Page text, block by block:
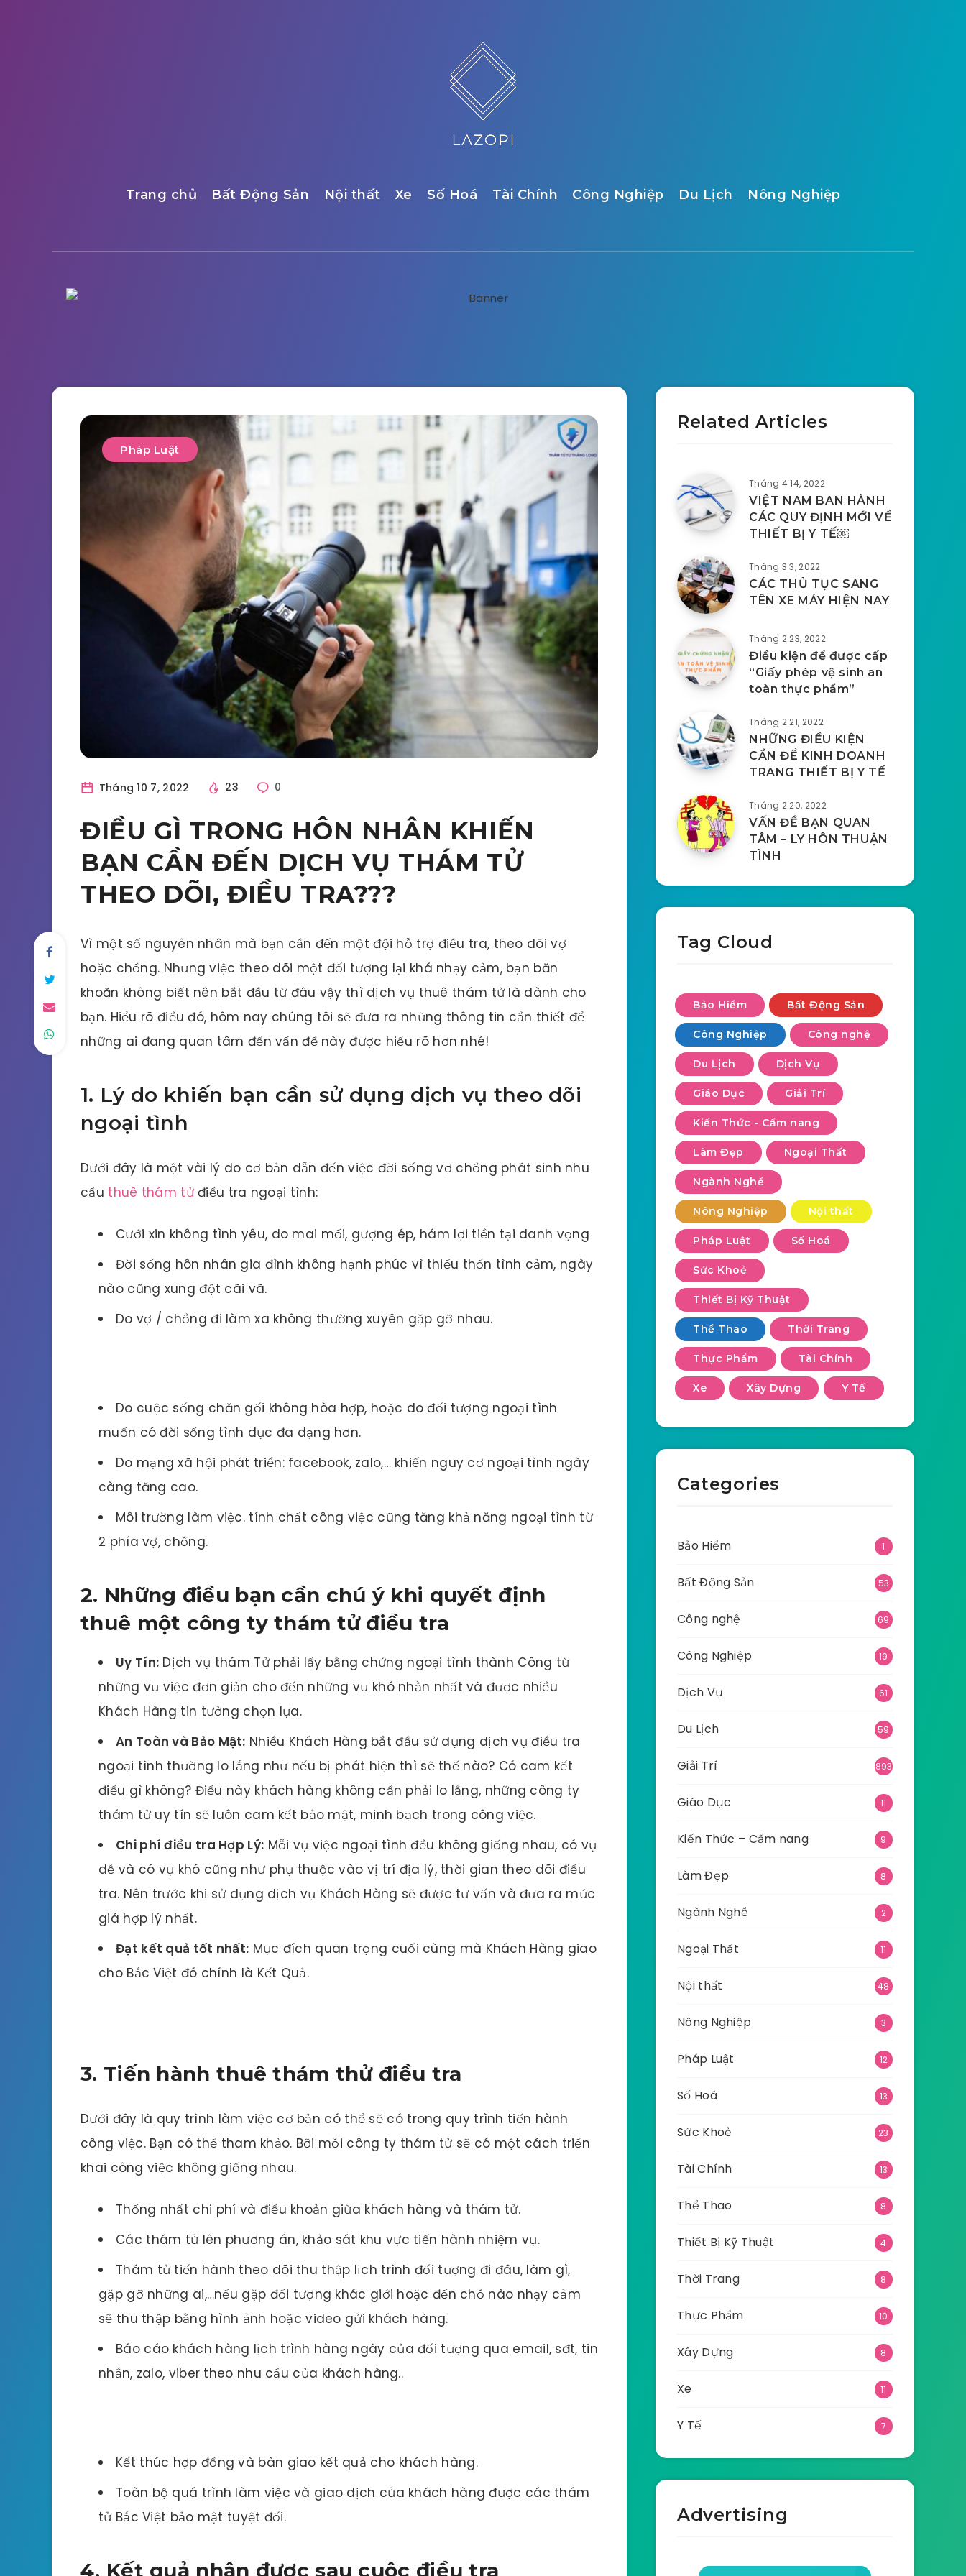
Trang chủ Bất Động Sản Nội thất Xe Số Hoá Tài Chính Công Nghiệp Du Lịch Nông Nghiệp
Pháp Luật
Tháng 10 7, 2022 23 0
ĐIỀU GÌ TRONG HÔN NHÂN KHIẾN
BẠN CẦN ĐẾN DỊCH VỤ THÁM TỬ
THEO DÕI, ĐIỀU TRA???
Vì một số nguyên nhân mà bạn cần đến một đội hỗ trợ điều tra, theo dõi vợ
hoặc chồng. Nhưng việc theo dõi một đối tượng lại khá nhạy cảm, bạn băn
khoăn không biết nên bắt đầu từ đâu vậy thì dịch vụ thuê thám tử là dành cho
bạn. Hiểu rõ điều đó, hôm nay chúng tôi sẽ đưa ra những thông tin cần thiết để
những ai đang quan tâm đến vấn đề này được hiểu rõ hơn nhé!
1. Lý do khiến bạn cần sử dụng dịch vụ theo dõi
ngoại tình
Dưới đây là một vài lý do cơ bản dẫn đến việc đời sống vợ chồng phát sinh nhu
cầu thuê thám tửđiều tra ngoại tình:
Cưới xin không tình yêu, do mai mối, gượng ép, hám lợi tiền tại danh vọng
Đời sống hôn nhân gia đình không hạnh phúc vì thiếu thốn tình cảm, ngày
nào cũng xung đột cãi vã.
Do vợ / chồng đi làm xa không thường xuyên gặp gỡ nhau.
Do cuộc sống chăn gối không hòa hợp, hoặc do đối tượng ngoại tình
muốn có đời sống tình dục đa dạng hơn.
Do mạng xã hội phát triển: facebook, zalo,… khiến nguy cơ ngoại tình ngày
càng tăng cao.
Môi trường làm việc. tính chất công việc cũng tăng khả năng ngoại tình từ
2 phía vợ, chồng.
2. Những điều bạn cần chú ý khi quyết định
thuê một công ty thám tử điều tra
Uy Tín: Dịch vụ thám Tử phải lấy bằng chứng ngoại tình thành Công từ
những vụ việc đơn giản cho đến những vụ khó nhằn nhất và được nhiều
Khách Hàng tin tưởng chọn lựa.
An Toàn và Bảo Mật: Nhiều Khách Hàng bắt đầu sử dụng dịch vụ điều tra
ngoại tình thường lo lắng như nếu bị phát hiện thì sẽ thế nào? Có cam kết
điều gì không? Điều này khách hàng không cần phải lo lắng, những công ty
thám tử uy tín sẽ luôn cam kết bảo mật, minh bạch trong công việc.
Chi phí điều tra Hợp Lý: Mỗi vụ việc ngoại tình đều không giống nhau, có vụ
dễ và có vụ khó cũng như phụ thuộc vào vị trí địa lý, thời gian theo dõi điều
tra. Nên trước khi sử dụng dịch vụ Khách Hàng sẽ được tư vấn và đưa ra mức
giá hợp lý nhất.
Đạt kết quả tốt nhất: Mục đích quan trọng cuối cùng mà Khách Hàng giao
cho Bắc Việt đó chính là Kết Quả.
công việc. Bạn có thể tham khảo. Bỡi mỗi công ty thám tử sẽ có một cách triển
khai công việc không giống nhau.
Thống nhất chi phí và điều khoản giữa khách hàng và thám tử.
Các thám tử lên phương án, khảo sát khu vực tiến hành nhiệm vụ.
Related Articles
Tháng 4 14, 2022
VIỆT NAM BAN HÀNH
CÁC QUY ĐỊNH MỚI VỀ
THIẾT BỊ Y TẾ￼
Tháng 3 3, 2022
CÁC THỦ TỤC SANG
TÊN XE MÁY HIỆN NAY
Tháng 2 23, 2022
Điều kiện để được cấp
“Giấy phép vệ sinh an
toàn thực phẩm”
Tháng 2 21, 2022
NHỮNG ĐIỀU KIỆN
CẦN ĐỂ KINH DOANH
TRANG THIẾT BỊ Y TẾ
Tháng 2 20, 2022
VẤN ĐỀ BẠN QUAN
TÂM – LY HÔN THUẬN
TÌNH
Tag Cloud
Bảo Hiểm Bất Động Sản
Công Nghiệp Công nghệ
Du Lịch Dịch Vụ
Giáo Dục Giải Trí
Kiến Thức - Cẩm nang
Làm Đẹp Ngoại Thất
Ngành Nghề
Nông Nghiệp Nội thất
Pháp Luật Số Hoá
Sức Khoẻ
Thiết Bị Kỹ Thuật
Thể Thao Thời Trang
Thực Phẩm Tài Chính
Xe Xây Dựng Y Tế
Categories
Bảo Hiểm 1
Bất Động Sản 53
Công nghệ 69
Công Nghiệp 19
Dịch Vụ 61
Du Lịch 59
Giải Trí 893
Giáo Dục 11
Kiến Thức – Cẩm nang 9
Làm Đẹp 8
Ngành Nghề 2
Ngoại Thất 11
Nội thất 48
Nông Nghiệp 3
Pháp Luật 12
Số Hoá 13
Sức Khoẻ 23
Tài Chính 13
Thể Thao 8
Thiết Bị Kỹ Thuật 4
Thời Trang 8
Thực Phẩm 10
Xây Dựng 8
Xe 11
Y Tế 7
Advertising